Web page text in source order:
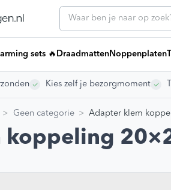
Klantenservice
Vloerverwarming offerte
Vloerverwarming laten
Kennisbank artikelen
Montagevideo’s
sets 🔥 Draadmatten Noppenplaten
Kies zelf je bezorgmoment
Geen categorie Adapter klem
20×2